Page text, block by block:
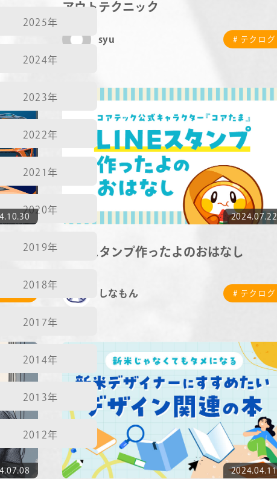
RECRUIT
クログ
アウトテクニック
syu # テクログ
みた
2024.07.22
LINEスタンプ作ったよのおはなし
しなもん # テクログ
2024.04.11
2025年
2024年
2023年
2022年
2021年
2020年
2019年
2018年
2017年
2014年
2013年
2012年